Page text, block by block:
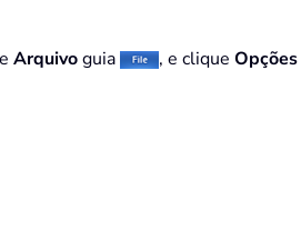
Arquivoguia , e clique Opções